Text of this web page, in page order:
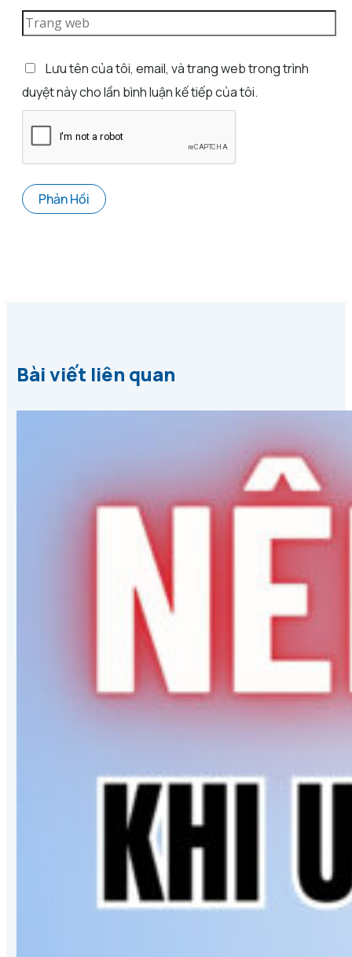
Lưu tên của tôi, email, và trang web trong trình
duyệt này cho lần bình luận kế tiếp của tôi.
Bài viết liên quan